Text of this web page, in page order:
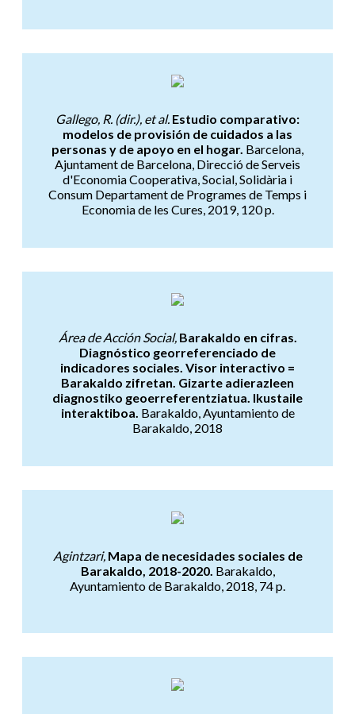
Gallego, R. (dir.), et al. Estudio comparativo:
modelos de provisión de cuidados a las
personas y de apoyo en el hogar. Barcelona,
Ajuntament de Barcelona, Direcció de Serveis
d'Economia Cooperativa, Social, Solidària i
Consum Departament de Programes de Temps i
Economia de les Cures, 2019, 120 p.
Área de Acción Social, Barakaldo en cifras.
Diagnóstico georreferenciado de
indicadores sociales. Visor interactivo =
Barakaldo zifretan. Gizarte adierazleen
diagnostiko geoerreferentziatua. Ikustaile
interaktiboa. Barakaldo, Ayuntamiento de
Barakaldo, 2018
Agintzari, Mapa de necesidades sociales de
Barakaldo, 2018-2020. Barakaldo,
Ayuntamiento de Barakaldo, 2018, 74 p.